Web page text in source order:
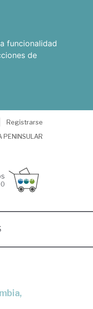
funcionalidad
de
Registrarse
PENINSULAR
0